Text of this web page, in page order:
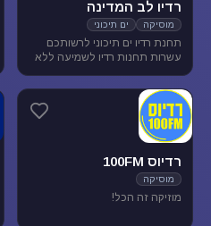
רדיו לב המדינה
מוסיקה ים תיכוני
תחנת רדיו ים תיכוני לרשותכם
עשרות תחנות רדיו לשמיעה ללא
ים תיכונית, מוסיקה לפי שפות
רדיוס 100FM
מוסיקה
מוזיקה זה הכל!